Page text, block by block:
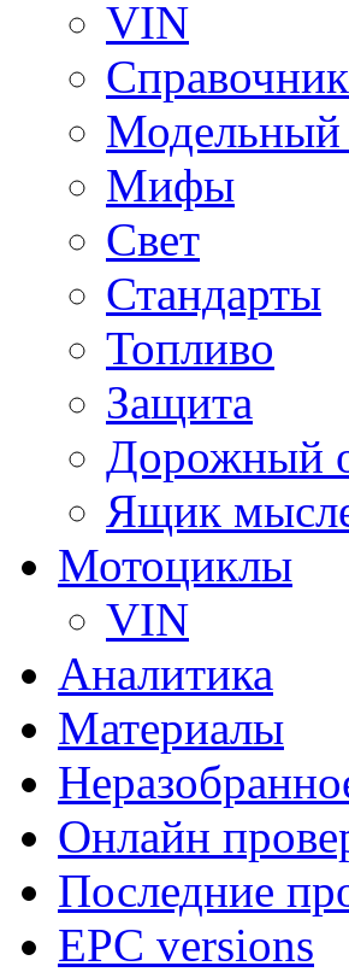
VIN
Модельный
Мифы
Свет
Стандарты
Топливо
Защита
Дорожный
Ящик
Мотоциклы
VIN
Аналитика
Материалы
Онлайн
Последние
EPC versions